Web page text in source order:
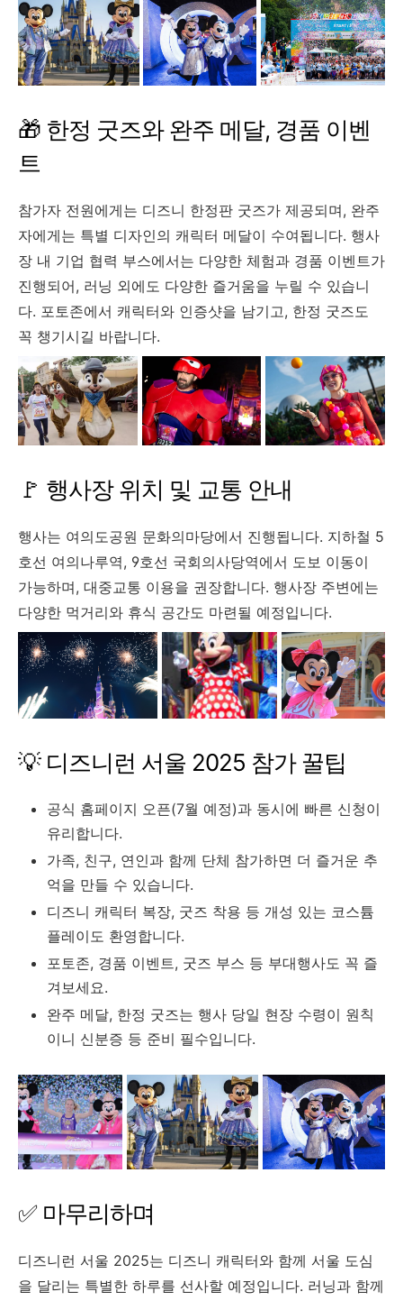
🎁 한정 굿즈와 완주 메달, 경품 이벤
트
참가자 전원에게는 디즈니 한정판 굿즈가 제공되며, 완주
자에게는 특별 디자인의 캐릭터 메달이 수여됩니다. 행사
장 내 기업 협력 부스에서는 다양한 체험과 경품 이벤트가
진행되어, 러닝 외에도 다양한 즐거움을 누릴 수 있습니
다. 포토존에서 캐릭터와 인증샷을 남기고, 한정 굿즈도
꼭 챙기시길 바랍니다.
🚩 행사장 위치 및 교통 안내
행사는 여의도공원 문화의마당에서 진행됩니다. 지하철 5
호선 여의나루역, 9호선 국회의사당역에서 도보 이동이
가능하며, 대중교통 이용을 권장합니다. 행사장 주변에는
다양한 먹거리와 휴식 공간도 마련될 예정입니다.
💡 디즈니런 서울 2025 참가 꿀팁
공식 홈페이지 오픈(7월 예정)과 동시에 빠른 신청이
유리합니다.
가족, 친구, 연인과 함께 단체 참가하면 더 즐거운 추
억을 만들 수 있습니다.
디즈니 캐릭터 복장, 굿즈 착용 등 개성 있는 코스튬
플레이도 환영합니다.
포토존, 경품 이벤트, 굿즈 부스 등 부대행사도 꼭 즐
겨보세요.
완주 메달, 한정 굿즈는 행사 당일 현장 수령이 원칙
이니 신분증 등 준비 필수입니다.
✅ 마무리하며
디즈니런 서울 2025는 디즈니 캐릭터와 함께 서울 도심
을 달리는 특별한 하루를 선사할 예정입니다. 러닝과 함께